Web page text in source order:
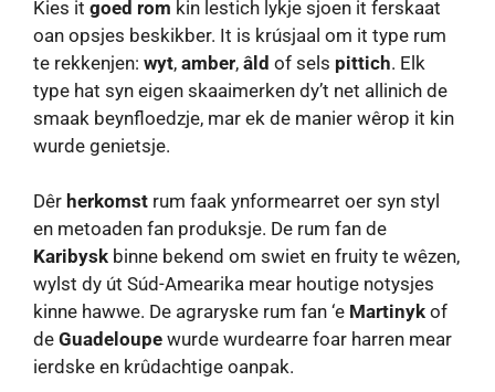
Kies it goed rom kin lestich lykje sjoen it ferskaat
oan opsjes beskikber. It is krúsjaal om it type rum
te rekkenjen: wyt, amber, âld of sels pittich. Elk
type hat syn eigen skaaimerken dy’t net allinich de
smaak beynfloedzje, mar ek de manier wêrop it kin
wurde genietsje.
Dêr herkomst rum faak ynformearret oer syn styl
en metoaden fan produksje. De rum fan de
Karibysk binne bekend om swiet en fruity te wêzen,
wylst dy út Súd-Amearika mear houtige notysjes
kinne hawwe. De agraryske rum fan ‘e Martinyk of
de Guadeloupe wurde wurdearre foar harren mear
ierdske en krûdachtige oanpak.